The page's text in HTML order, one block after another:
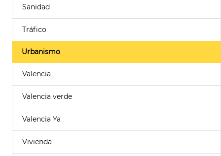
Sanidad
Tráfico
Urbanismo
Valencia
Valencia verde
Valencia Ya
Vivienda